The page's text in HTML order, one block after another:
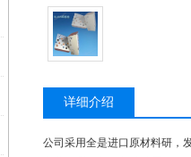
详细介绍
公司采用全是进口原材料研，